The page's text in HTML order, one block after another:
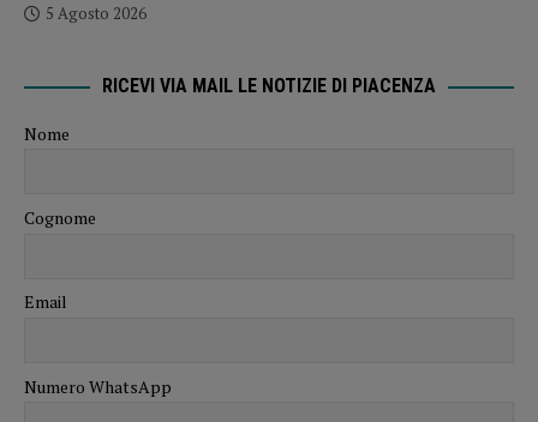
5 Agosto 2026
RICEVI VIA MAIL LE NOTIZIE DI PIACENZA
Nome
Cognome
Email
Numero WhatsApp